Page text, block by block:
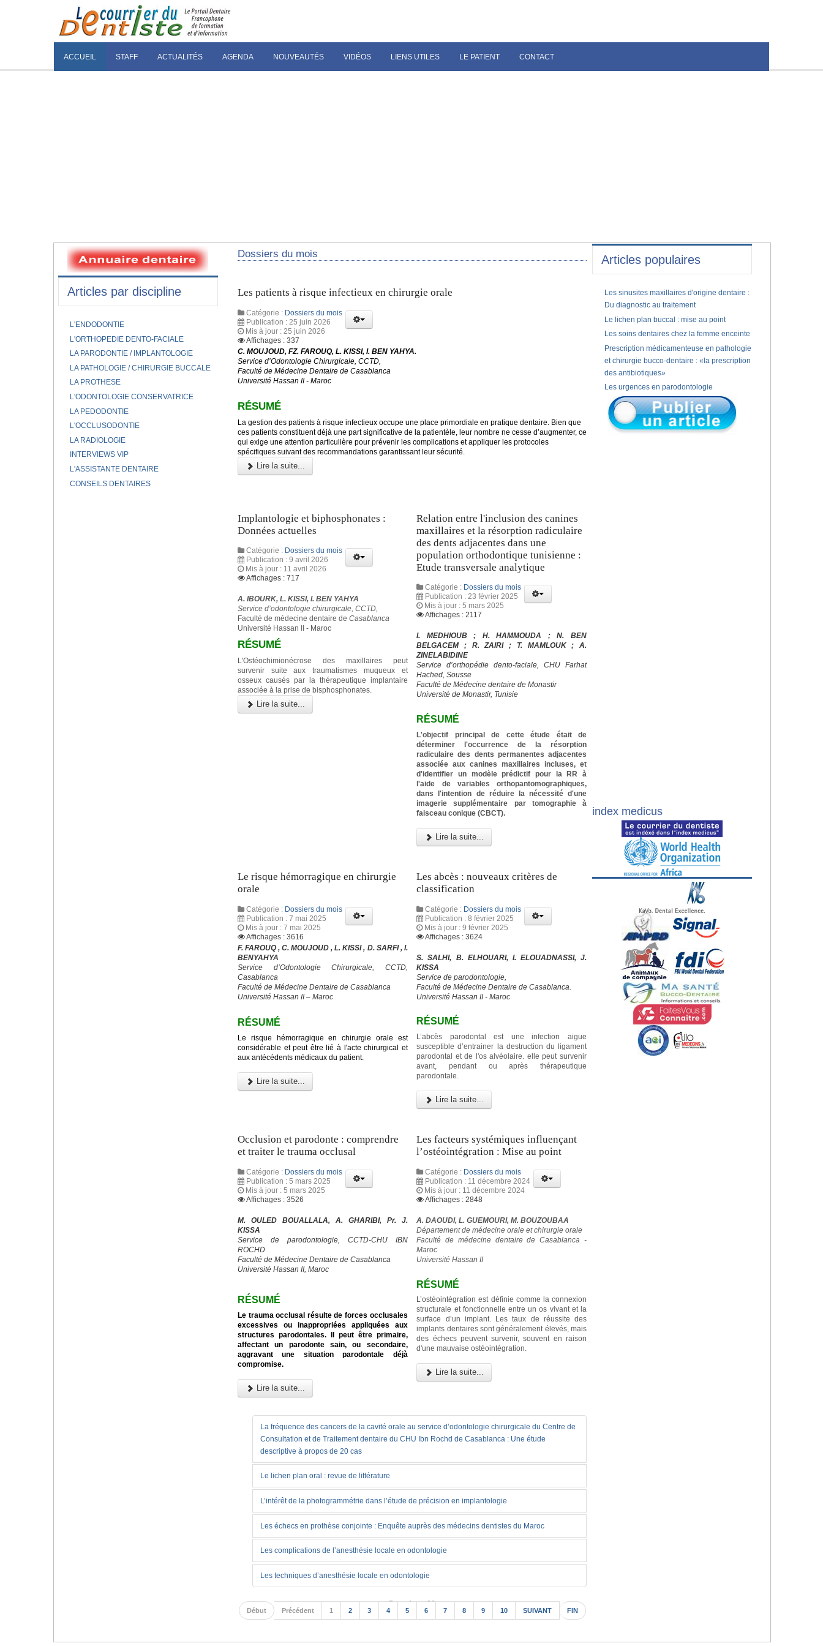
ACCUEIL STAFF ACTUALITÉS AGENDA NOUVEAUTÉS VIDÉOS LIENS UTILES LE PATIENT CONTACT
Dossiers du mois
Les patients à risque infectieux en chirurgie orale
Catégorie : Dossiers du mois
Publication : 25 juin 2026
Mis à jour : 25 juin 2026
Affichages : 337
C. MOUJOUD, FZ. FAROUQ, L. KISSI, I. BEN YAHYA.
Service d’Odontologie Chirurgicale, CCTD,
Faculté de Médecine Dentaire de Casablanca
Université Hassan II - Maroc
RÉSUMÉ
La gestion des patients à risque infectieux occupe une place primordiale en pratique dentaire. Bien que
ces patients constituent déjà une part significative de la patientèle, leur nombre ne cesse d’augmenter, ce
qui exige une attention particulière pour prévenir les complications et appliquer les protocoles
spécifiques suivant des recommandations garantissant leur sécurité.
Lire la suite...
Implantologie et biphosphonates :
Données actuelles
Catégorie : Dossiers du mois
Publication : 9 avril 2026
Mis à jour : 11 avril 2026
Affichages : 717
A. IBOURK, L. KISSI, I. BEN YAHYA
Service d’odontologie chirurgicale, CCTD,
Faculté de médecine dentaire de Casablanca
Université Hassan II - Maroc
RÉSUMÉ
L'Ostéochimionécrose des maxillaires peut
survenir suite aux traumatismes muqueux et
osseux causés par la thérapeutique implantaire
associée à la prise de bisphosphonates.
Lire la suite...
Relation entre l'inclusion des canines
maxillaires et la résorption radiculaire
des dents adjacentes dans une
population orthodontique tunisienne :
Etude transversale analytique
Catégorie : Dossiers du mois
Publication : 23 février 2025
Mis à jour : 5 mars 2025
Affichages : 2117
I. MEDHIOUB ; H. HAMMOUDA ; N. BEN
BELGACEM ; R. ZAIRI ; T. MAMLOUK ; A.
ZINELABIDINE
Service d’orthopédie dento-faciale, CHU Farhat
Hached, Sousse
Faculté de Médecine dentaire de Monastir
Université de Monastir, Tunisie
RÉSUMÉ
L'objectif principal de cette étude était de
déterminer l'occurrence de la résorption
radiculaire des dents permanentes adjacentes
associée aux canines maxillaires incluses, et
d'identifier un modèle prédictif pour la RR à
l'aide de variables orthopantomographiques,
dans l'intention de réduire la nécessité d'une
imagerie supplémentaire par tomographie à
faisceau conique (CBCT).
Lire la suite...
Le risque hémorragique en chirurgie
orale
Catégorie : Dossiers du mois
Publication : 7 mai 2025
Mis à jour : 7 mai 2025
Affichages : 3616
F. FAROUQ , C. MOUJOUD , L. KISSI , D. SARFI , I.
BENYAHYA
Service d’Odontologie Chirurgicale, CCTD,
Casablanca
Faculté de Médecine Dentaire de Casablanca
Université Hassan II – Maroc
RÉSUMÉ
Le risque hémorragique en chirurgie orale est
considérable et peut être lié à l'acte chirurgical et
aux antécédents médicaux du patient.
Lire la suite...
Les abcès : nouveaux critères de
classification
Catégorie : Dossiers du mois
Publication : 8 février 2025
Mis à jour : 9 février 2025
Affichages : 3624
S. SALHI, B. ELHOUARI, I. ELOUADNASSI, J.
KISSA
Service de parodontologie,
Faculté de Médecine Dentaire de Casablanca.
Université Hassan II - Maroc
RÉSUMÉ
L’abcès parodontal est une infection aigue
susceptible d’entrainer la destruction du ligament
parodontal et de l'os alvéolaire. elle peut survenir
avant, pendant ou après thérapeutique
parodontale.
Lire la suite...
Occlusion et parodonte : comprendre
et traiter le trauma occlusal
Catégorie : Dossiers du mois
Publication : 5 mars 2025
Mis à jour : 5 mars 2025
Affichages : 3526
M. OULED BOUALLALA, A. GHARIBI, Pr. J.
KISSA
Service de parodontologie, CCTD-CHU IBN
ROCHD
Faculté de Médecine Dentaire de Casablanca
Université Hassan II, Maroc
RÉSUMÉ
Le trauma occlusal résulte de forces occlusales
excessives ou inappropriées appliquées aux
structures parodontales. Il peut être primaire,
affectant un parodonte sain, ou secondaire,
aggravant une situation parodontale déjà
compromise.
Lire la suite...
Les facteurs systémiques influençant
l’ostéointégration : Mise au point
Catégorie : Dossiers du mois
Publication : 11 décembre 2024
Mis à jour : 11 décembre 2024
Affichages : 2848
A. DAOUDI, L. GUEMOURI, M. BOUZOUBAA
Département de médecine orale et chirurgie orale
Faculté de médecine dentaire de Casablanca -
Maroc
Université Hassan II
RÉSUMÉ
L’ostéointégration est définie comme la connexion
structurale et fonctionnelle entre un os vivant et la
surface d’un implant. Les taux de réussite des
implants dentaires sont généralement élevés, mais
des échecs peuvent survenir, souvent en raison
d'une mauvaise ostéointégration.
Lire la suite...
La fréquence des cancers de la cavité orale au service d’odontologie chirurgicale du Centre de
Consultation et de Traitement dentaire du CHU Ibn Rochd de Casablanca : Une étude
descriptive à propos de 20 cas
Le lichen plan oral : revue de littérature
L’intérêt de la photogrammétrie dans l’étude de précision en implantologie
Les échecs en prothèse conjointe : Enquête auprès des médecins dentistes du Maroc
Les complications de l’anesthésie locale en odontologie
Les techniques d’anesthésie locale en odontologie
Page 1 sur 22
Début Précédent 1 2 3 4 5 6 7 8 9 10 SUIVANT FIN
Articles par discipline
L'ENDODONTIE
L'ORTHOPEDIE DENTO-FACIALE
LA PARODONTIE / IMPLANTOLOGIE
LA PATHOLOGIE / CHIRURGIE BUCCALE
LA PROTHESE
L'ODONTOLOGIE CONSERVATRICE
LA PEDODONTIE
L'OCCLUSODONTIE
LA RADIOLOGIE
INTERVIEWS VIP
L'ASSISTANTE DENTAIRE
CONSEILS DENTAIRES
Articles populaires
Les sinusites maxillaires d'origine dentaire :
Du diagnostic au traitement
Le lichen plan buccal : mise au point
Les soins dentaires chez la femme enceinte
Prescription médicamenteuse en pathologie
et chirurgie bucco-dentaire : «la prescription
des antibiotiques»
Les urgences en parodontologie
index medicus